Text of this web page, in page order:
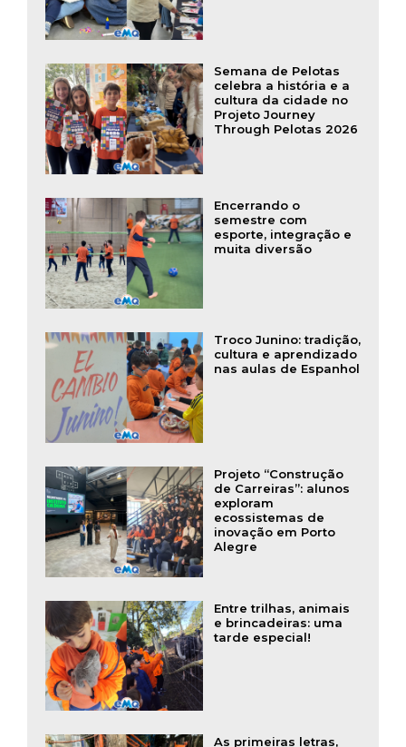
Semana de Pelotas
celebra a história e a
cultura da cidade no
Projeto Journey
Through Pelotas 2026
Encerrando o
semestre com
esporte, integração e
muita diversão
Troco Junino: tradição,
cultura e aprendizado
nas aulas de Espanhol
Projeto “Construção
de Carreiras”: alunos
exploram
ecossistemas de
inovação em Porto
Alegre
Entre trilhas, animais
e brincadeiras: uma
tarde especial!
As primeiras letras,